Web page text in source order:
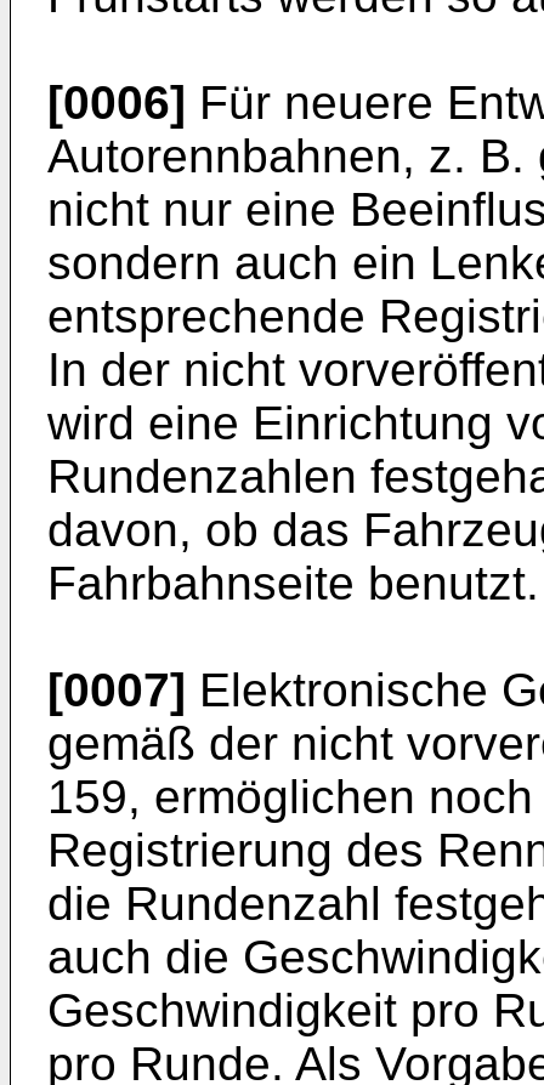
[0006] Für neuere
Autorennbahnen, z.
nicht nur eine
sondern auch ein
entsprechende
In der nicht
wird eine Einrichtung
Rundenzahlen
davon, ob das
Fahrbahnseite benutzt.
[0007] Elektronische
gemäß der nicht
159, ermöglichen
Registrierung des
die Rundenzahl
auch die
Geschwindigkeit pro
pro Runde. Als